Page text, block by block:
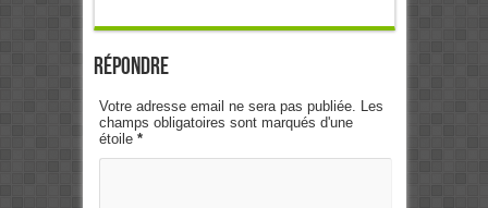
Répondre
Votre adresse email ne sera pas publiée. Les
champs obligatoires sont marqués d'une
étoile *